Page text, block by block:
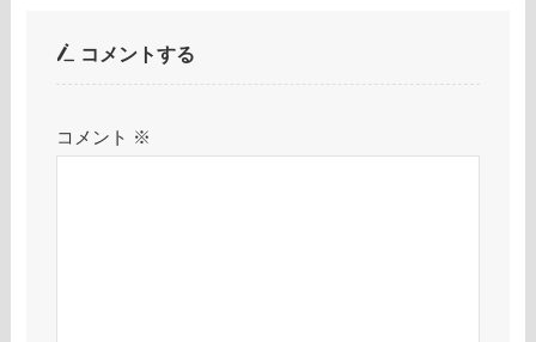
コメントする
コメント ※